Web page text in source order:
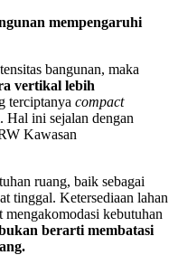
mempengaruhi
bangunan, maka
vertikal lebih
terciptanya compact
Hal ini sejalan dengan
Kawasan
ruang, baik sebagai
tinggal. Ketersediaan lahan
mengakomodasi kebutuhan
berarti membatasi